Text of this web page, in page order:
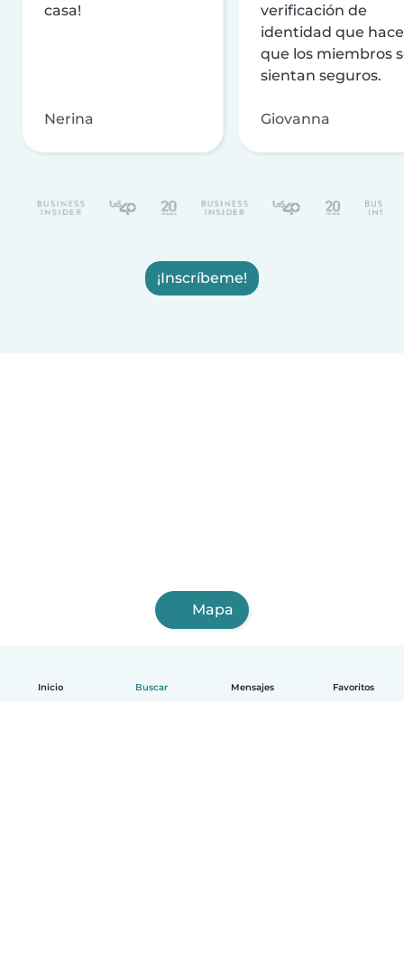
Inicio Buscar Mensajes Favoritos
casa!
Nerina
verificación de
identidad que
que los miembros
sientan seguros.
Giovanna
¡Inscríbeme!
Mapa